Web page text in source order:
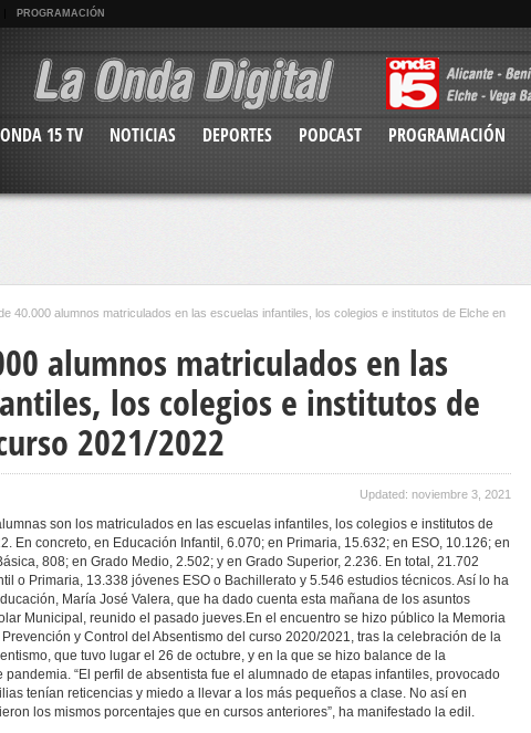
PROGRAMACIÓN
ONDA 15 TV NOTICIAS DEPORTES PODCAST PROGRAMACIÓN
40.000 alumnos matriculados en las escuelas infantiles, los colegios e institutos de Elche en
alumnos matriculados en las
los colegios e institutos de
2021/2022
Updated: noviembre 3, 2021
son los matriculados en las escuelas infantiles, los colegios e institutos de
En concreto, en Educación Infantil, 6.070; en Primaria, 15.632; en ESO, 10.126; en
808; en Grado Medio, 2.502; y en Grado Superior, 2.236. En total, 21.702
o Primaria, 13.338 jóvenes ESO o Bachillerato y 5.546 estudios técnicos. Así lo ha
María José Valera, que ha dado cuenta esta mañana de los asuntos
Municipal, reunido el pasado jueves.En el encuentro se hizo público la Memoria
y Control del Absentismo del curso 2020/2021, tras la celebración de la
que tuvo lugar el 26 de octubre, y en la que se hizo balance de la
“El perfil de absentista fue el alumnado de etapas infantiles, provocado
tenían reticencias y miedo a llevar a los más pequeños a clase. No así en
los mismos porcentajes que en cursos anteriores”, ha manifestado la edil.